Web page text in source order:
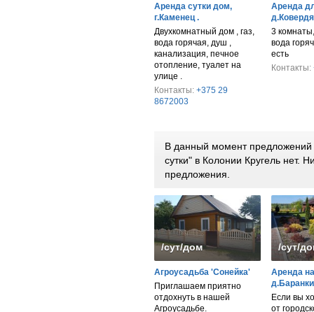
Аренда сутки дом,
г.Каменец .
Двухкомнатный дом , газ,
вода горячая, душ ,
канализация, печное
отопление, туалет на
улице .
Контакты: +375 29
8672003
Аренда
3
вода
есть
Контакты:
В данный момент
сутки" в Колонии Кругель нет.
предложения.
/сут/дом
Агроусадьба 'Сонейка'
Приглашаем приятно
отдохнуть в нашей
Агроусадьбе.
/сут/
Аренда
д.Баранки
Если вы
от